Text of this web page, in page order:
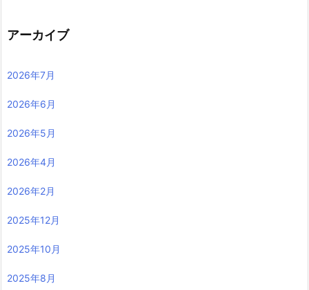
アーカイブ
2026年7月
2026年6月
2026年5月
2026年4月
2026年2月
2025年12月
2025年10月
2025年8月